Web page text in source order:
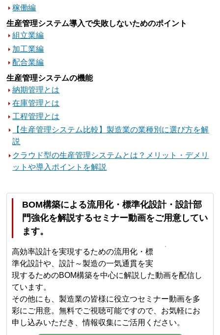
稼働編
生産管理システム導入で失敗しないためのポイント
組立業編
加工業編
配合業編
生産管理システムの機能
納期管理とは
在庫管理とは
工程管理とは
【生産管理システム比較】製造業の業種別に選び方を解
説
クラウド型の生産管理システムとは？メリット・デメリ
ットや導入ポイントを解説
BOM構築による流用化・標準化設計・設計部
門強化を解説するセミナー動画をご用意してい
ます。
高効率設計を実現するための流用化・標
準化設計や、設計～製造の一気通貫を実
現するためのBOM構築を中心に解説した動画を配信し
ています。
その他にも、製造業の皆様に役立つセミナー動画を多
彩にご用意。無料でご視聴可能ですので、お気軽にお
申し込みいただき、情報収集にご活用ください。